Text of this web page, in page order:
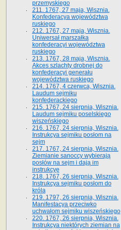
przemyskiego
211. 1767, 27 maja, Wisznia.
Konfederacya województwa
ruskiego
212. 1767, 27 maja, Wisznia.
Uniwersał marszałka
konfederacyi województwa
ruskiego
213. 1767, 28 maja, Wisznia.
Akces szlachty drobnej do
konfederacyi generału
województwa ruskiego
214. 1767, 4 czerwca, Wisznia.
Laudum sejmiku
konfederackiego
215. 1767, 24 sierpnia, Wisznia.
Laudum sejmiku poselskiego
wiszeńskiego
216. 1767, 24 sierpnia, Wisznia.
Instrukcya sejmiku posłom na
sejm
217. 1767, 24 sierpnia, Wisznia.
Ziemianie sanoccy wybierają
posłów na sejm i dają im
instrukcyę
218. 1767, 26 sierpnia, Wisznia.
Instrukcya sejmiku posłom do
króla
219. 1797, 26 sierpnia, Wisznia.
Manifestacya przeciwko
uchwałom sejmiku wiszeńskiego
220. 1767, 26 sierpnia, Wisznia.
Instrukcya niektórych ziemian na